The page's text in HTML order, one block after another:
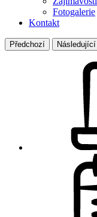
Fotogalerie
Kontakt
Předchozí Následující